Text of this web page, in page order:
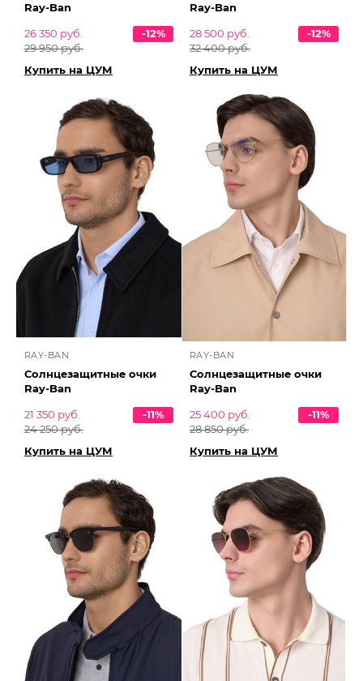
Ray-Ban
26 350 руб.
29 950 руб.
-12%
Купить на ЦУМ
Ray-Ban
28 500 руб.
32 400 руб.
-12%
Купить на ЦУМ
RAY-BAN
Солнцезащитные очки
Ray-Ban
21 350 руб.
24 250 руб.
-11%
Купить на ЦУМ
RAY-BAN
Солнцезащитные очки
Ray-Ban
25 400 руб.
28 850 руб.
-11%
Купить на ЦУМ